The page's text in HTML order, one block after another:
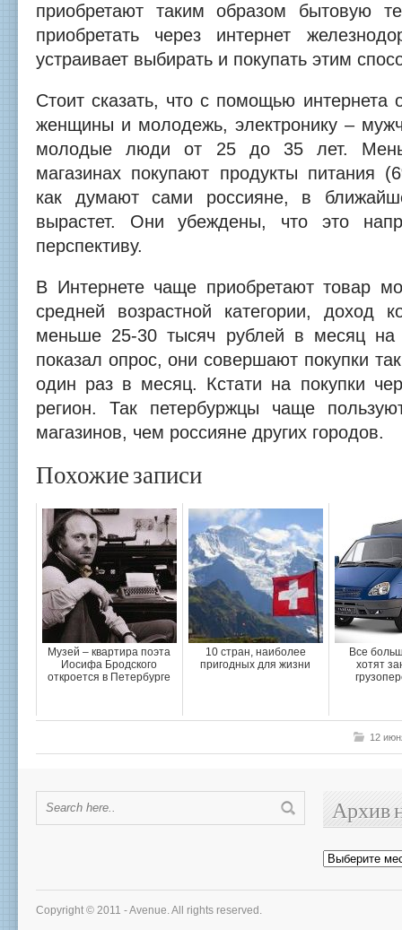
приобретают таким образом бытовую
приобретать через интернет
устраивает выбирать и покупать этим
Стоит сказать, что с помощью интернета
женщины и молодежь, электронику –
молодые люди от 25 до 35 лет.
магазинах покупают продукты питания
как думают сами россияне, в
вырастет. Они убеждены, что это
перспективу.
В Интернете чаще приобретают товар
средней возрастной категории, доход
меньше 25-30 тысяч рублей в месяц на
показал опрос, они совершают покупки
один раз в месяц. Кстати на покупки
регион. Так петербуржцы чаще
магазинов, чем россияне других городов.
Похожие записи
Музей – квартира поэта
Иосифа Бродского
откроется в Петербурге
10 стран, наиболее
пригодных для жизни
Все
хотят
12
Архив
Архив
новостей
Copyright © 2011 - Avenue. All rights reserved.